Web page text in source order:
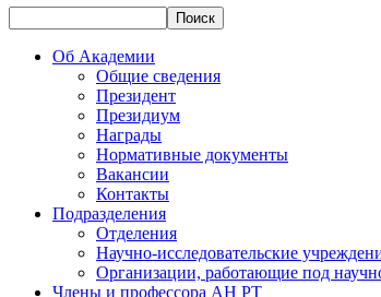
Об Академии
Общие сведения
Президент
Президиум
Награды
Нормативные документы
Вакансии
Контакты
Подразделения
Отделения
Научно-исследовательские
Организации, работающие под
Члены и профессора АН РТ